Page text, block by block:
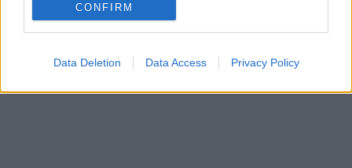
CONFIRM
Data Deletion Data Access Privacy Policy